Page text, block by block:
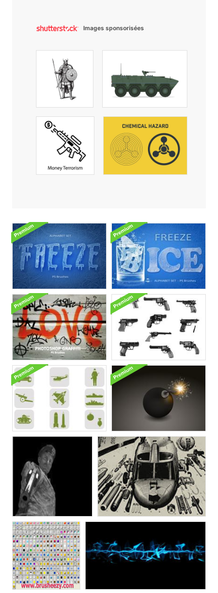
Images sponsorisées